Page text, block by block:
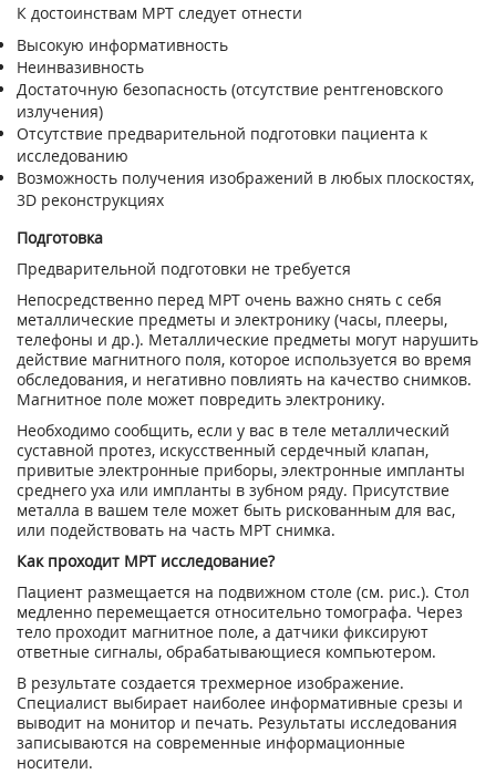
К достоинствам МРТ следует отнести
Высокую информативность
Неинвазивность
Достаточную безопасность (отсутствие рентгеновского
излучения)
Отсутствие предварительной подготовки пациента к
исследованию
Возможность получения изображений в любых плоскостях,
3D реконструкциях
Подготовка
Предварительной подготовки не требуется
Непосредственно перед МРТ очень важно снять с себя
металлические предметы и электронику (часы, плееры,
телефоны и др.). Металлические предметы могут нарушить
действие магнитного поля, которое используется во время
обследования, и негативно повлиять на качество снимков.
Магнитное поле может повредить электронику.
Необходимо сообщить, если у вас в теле металлический
суставной протез, искусственный сердечный клапан,
привитые электронные приборы, электронные импланты
среднего уха или импланты в зубном ряду. Присутствие
металла в вашем теле может быть рискованным для вас,
или подействовать на часть МРТ снимка.
Как проходит МРТ исследование?
Пациент размещается на подвижном столе (см. рис.). Стол
медленно перемещается относительно томографа. Через
тело проходит магнитное поле, а датчики фиксируют
ответные сигналы, обрабатывающиеся компьютером.
В результате создается трехмерное изображение.
Специалист выбирает наиболее информативные срезы и
выводит на монитор и печать. Результаты исследования
записываются на современные информационные
носители.